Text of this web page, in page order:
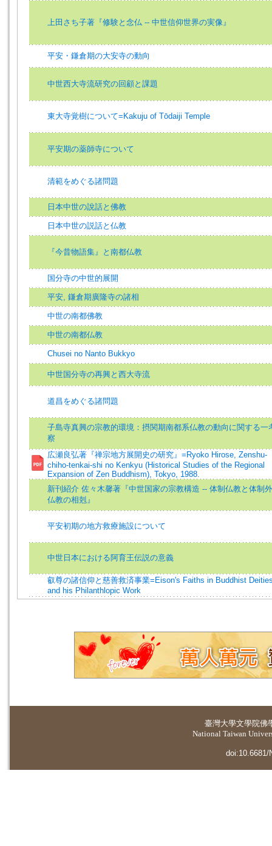
上田さち子著『修験と念仏 -- 中世信仰世界の実像』
平安・鎌倉期の大安寺の動向
中世西大寺流研究の回顧と課題
東大寺覚樹について=Kakuju of Tōdaiji Temple
平安期の薬師寺について
清範をめぐる諸問題
日本中世の說話と佛教
日本中世の説話と仏教
『今昔物語集』と南都仏教
国分寺の中世的展開
平安, 鎌倉期廣隆寺の諸相
中世の南都佛教
中世の南都仏教
Chusei no Nanto Bukkyo
中世国分寺の再興と西大寺流
道昌をめぐる諸問題
子島寺真興の宗教的環境：摂関期南都系仏教の動向に関する一
察
広瀬良弘著『禅宗地方展開史の研究』=Ryoko Hirose, Zenshu-
chiho-tenkai-shi no Kenkyu (Historical Studies of the Regional
Expansion of Zen Buddhism), Tokyo, 1988.
新刊紹介 佐々木馨著『中世国家の宗教構造 -- 体制仏教と体制外
仏教の相剋』
平安初期の地方救療施設について
中世日本における阿育王伝説の意義
叡尊の諸信仰と慈善救済事業=Eison's Faiths in Buddhist
and his Philanthlopic Work
臺灣大學文學院佛
National Taiwan
doi:10.6681/